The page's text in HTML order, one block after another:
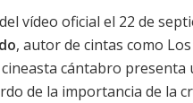
vídeo oficial el 22 de
, autor de cintas como
cántabro
de la importancia de la